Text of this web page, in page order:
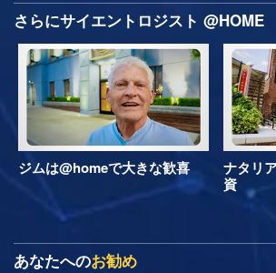
さらにサイエントロジスト @HOME
ジムは@homeで大きな歓喜
ナタリ
資
あなたへのお勧め